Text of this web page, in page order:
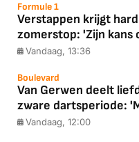
Formule 1
Verstappen krijgt
zomerstop: 'Zijn kans
Vandaag, 13:36
Boulevard
Van Gerwen deelt
zware dartsperiode:
Vandaag, 12:00